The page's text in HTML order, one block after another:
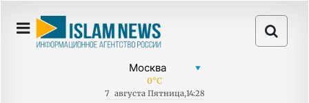
0°C
7 августа Пятница,14:28